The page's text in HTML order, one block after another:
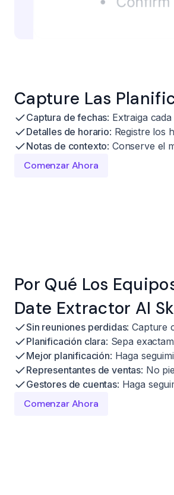
Capture Las
Captura de fechas: Extraiga
Detalles de horario: Registre los
Notas de contexto: Conserve el
Comenzar Ahora
Por Qué Los
Date Extractor AI
Sin reuniones perdidas: Capture
Planificación clara: Sepa
Mejor planificación: Haga
Representantes de ventas: No
Gestores de cuentas: Haga
Comenzar Ahora